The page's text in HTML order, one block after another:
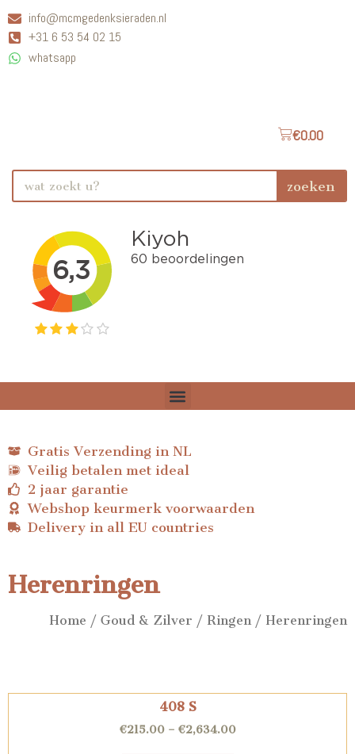
info@mcmgedenksieraden.nl
+31 6 53 54 02 15
whatsapp
€0.00
zoeken
Gratis Verzending in NL
Veilig betalen met ideal
2 jaar garantie
Webshop keurmerk voorwaarden
Delivery in all EU countries
Herenringen
Home / Goud & Zilver / Ringen / Herenringen
408 S
€215.00– €2,634.00